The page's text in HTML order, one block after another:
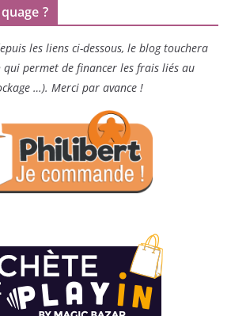
?
les liens ci-dessous, le blog touchera
permet de financer les frais liés au
…). Merci par avance !